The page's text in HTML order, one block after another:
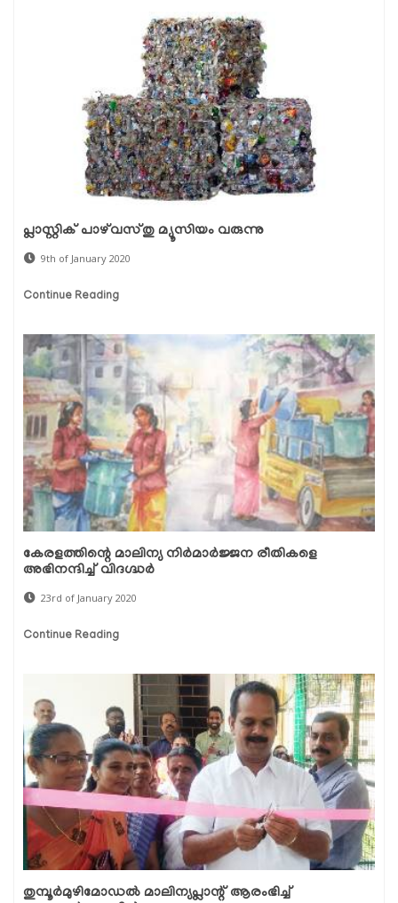
പ്ലാസ്റ്റിക് പാഴ്‌വസ്തു മ്യൂസിയം വരുന്നു
9th of January 2020
Continue Reading
കേരളത്തിന്റെ മാലിന്യ നിര്‍മാര്‍ജ്ജന രീതികളെ
അഭിനന്ദിച്ച് വിദഗ്ദ്ധര്‍
23rd of January 2020
Continue Reading
തുമ്പൂര്‍മുഴിമോഡല്‍ മാലിന്യപ്ലാന്റ് ആരംഭിച്ച്